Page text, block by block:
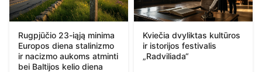
Rugpjūčio 23-iąją minima
Europos diena stalinizmo
ir nacizmo aukoms atminti
bei Baltijos kelio diena
Kviečia dvyliktas kultūros
ir istorijos festivalis
„Radviliada“